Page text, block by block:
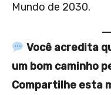
Mundo de 2030.
Você acredita
um bom caminho
Compartilhe esta